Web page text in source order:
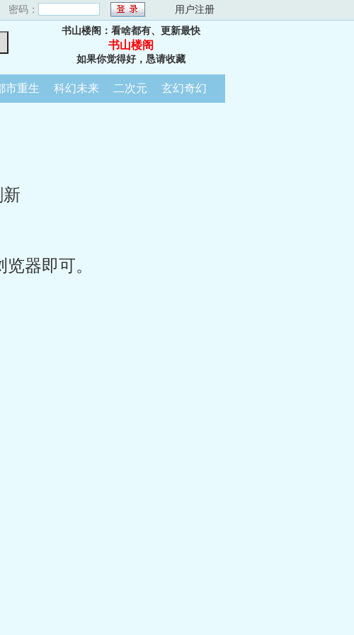
密码： 用户注册
书山楼阁：看啥都有、更新最快
书山楼阁
如果你觉得好，恳请收藏
市重生 科幻未来 二次元 玄幻奇幻
器即可。